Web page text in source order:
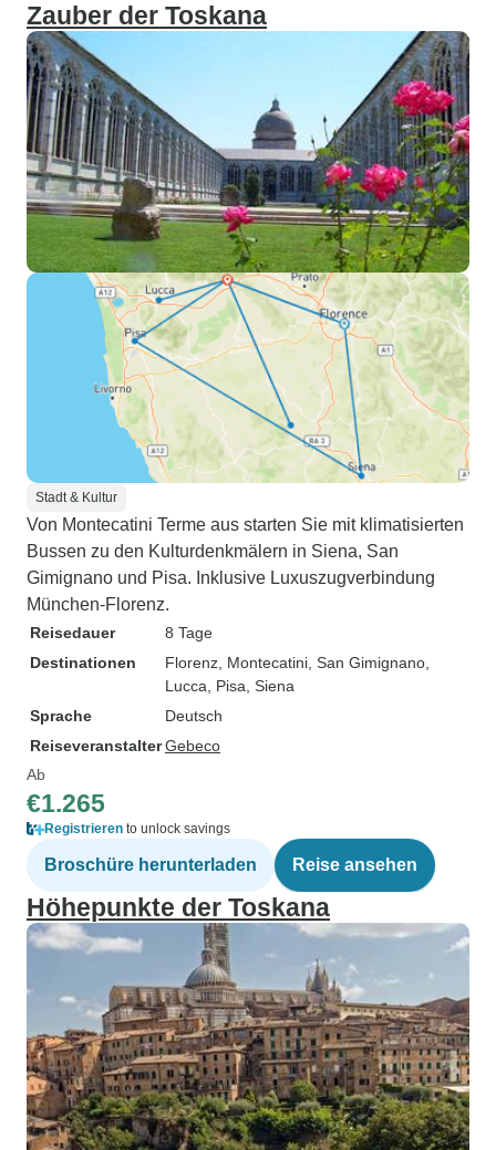
Zauber der Toskana
Stadt & Kultur
Von Montecatini Terme aus starten Sie mit klimatisierten
Bussen zu den Kulturdenkmälern in Siena, San
Gimignano und Pisa. Inklusive Luxuszugverbindung
München-Florenz.
Reisedauer
8 Tage
Destinationen
Florenz , Montecatini , San Gimignano
Lucca , Pisa , Siena
Sprache
Deutsch
ReiseveranstalterGebeco
Ab
€1.265
Registrieren to unlock savings
Broschüre herunterladen Reise ansehen
Höhepunkte der Toskana